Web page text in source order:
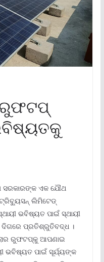
ସରକାରଙ୍କ ଏକ ଯୌଥ
ଲିମିଟେଡ୍
ଭବିଷ୍ୟତ ପାଇଁ ସ୍ଥାୟୀ
ଦିଗରେ ପ୍ରତିଶ୍ରୁତିବଦ୍ଧ ।
ରୁଫଟପ୍‌କୁ ଆପଣାଇ
ଭବିଷ୍ୟତ ପାଇଁ ସୂର୍ଯ୍ୟଙ୍କ